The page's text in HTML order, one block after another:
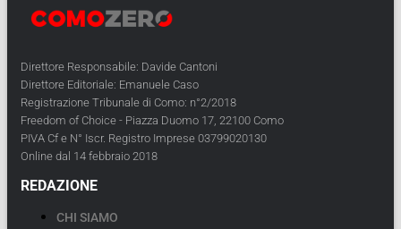
Direttore Responsabile: Davide Cantoni
Direttore Editoriale: Emanuele Caso
Registrazione Tribunale di Como: n°2/2018
Freedom of Choice - Piazza Duomo 17, 22100 Como
PIVA Cf e N° Iscr. Registro Imprese 03799020130
Online dal 14 febbraio 2018
REDAZIONE
CHI SIAMO